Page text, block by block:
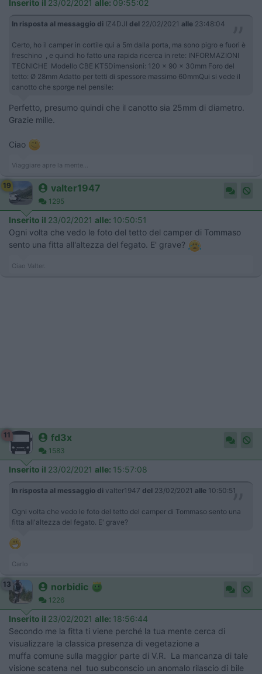
Inserito il 23/02/2021 alle: 09:55:02
In risposta al messaggio di IZ4DJI del 22/02/2021 alle 23:48:04
Certo, ho il camper in cortile qui a 5m dalla porta, ma sono pigro e fuori è
freschino , e quindi ho fatto una rapida ricerca in rete: INFORMAZIONI
TECNICHE Modello CBE KT5Dimensioni: 120 x 90 x 30mm Foro del
tetto: Ø 28mm Adatto per tetti di spessore massimo 60mmQui si vede il
canotto che sporge nel pensile:
Perfetto, presumo quindi che il canotto sia 25mm di diametro.
Grazie mille.
Ciao
Viaggiare apre la mente...
19 valter1947
1295
Inserito il 23/02/2021 alle: 10:50:51
Ogni volta che vedo le foto del tetto del camper di Tommaso
sento una fitta all'altezza del fegato. E' grave?
Ciao Valter.
11 fd3x
1583
Inserito il 23/02/2021 alle: 15:57:08
In risposta al messaggio di valter1947 del 23/02/2021 alle 10:50:51
Ogni volta che vedo le foto del tetto del camper di Tommaso sento una
fitta all'altezza del fegato. E' grave?
Carlo
13 norbidic
1226
Inserito il 23/02/2021 alle: 18:56:44
Secondo me la fitta ti viene perché la tua mente cerca di
visualizzare la classica presenza di vegetazione a
muffa comune sulla maggior parte di V.R. La mancanza di tale
visione scatena nel tuo subconscio un anomalo rilascio di bile